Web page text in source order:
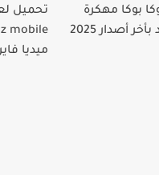
مهكرة
أصدار 2025
ميديا فاير...